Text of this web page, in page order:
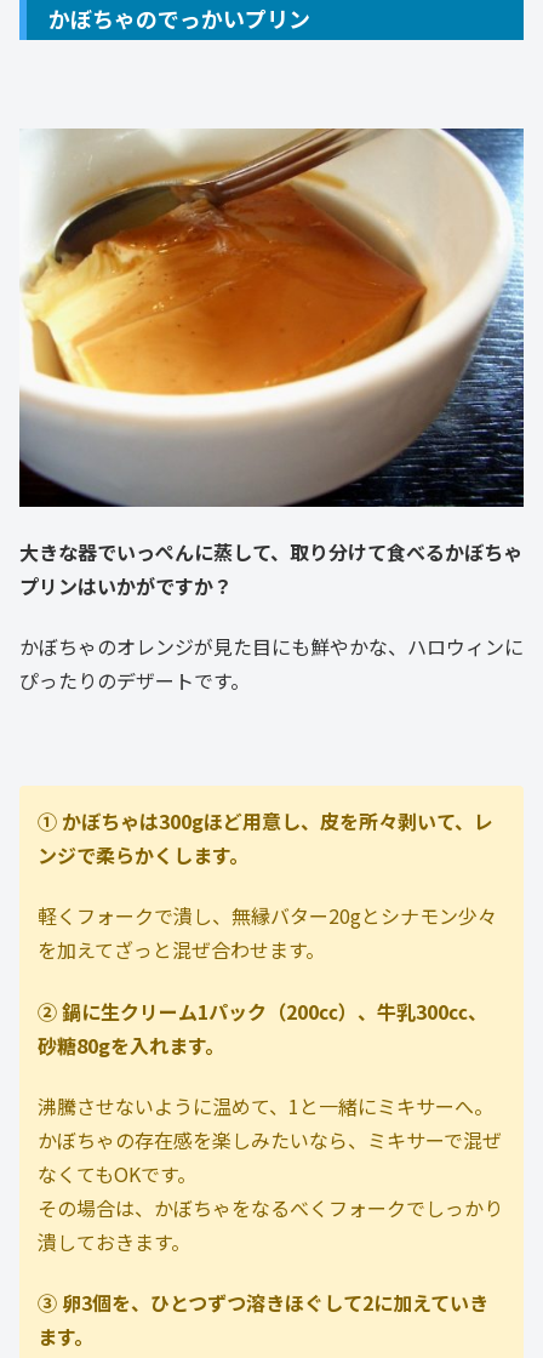
かぼちゃのでっかいプリン
大きな器でいっぺんに蒸して、取り分けて食べるかぼちゃ
プリンはいかがですか？
かぼちゃのオレンジが見た目にも鮮やかな、ハロウィンに
ぴったりのデザートです。
① かぼちゃは300gほど用意し、皮を所々剥いて、レ
ンジで柔らかくします。
軽くフォークで潰し、無縁バター20gとシナモン少々
を加えてざっと混ぜ合わせます。
② 鍋に生クリーム1パック（200㏄）、牛乳300㏄、
砂糖80gを入れます。
沸騰させないように温めて、1と一緒にミキサーへ。
かぼちゃの存在感を楽しみたいなら、ミキサーで混ぜ
なくてもOKです。
その場合は、かぼちゃをなるべくフォークでしっかり
潰しておきます。
③ 卵3個を、ひとつずつ溶きほぐして2に加えていき
ます。